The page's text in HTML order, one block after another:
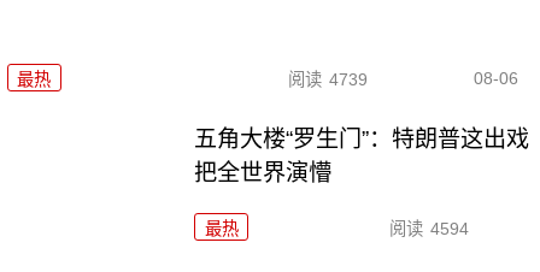
最热 阅读 4739 08-06
五角大楼“罗生门”：特朗普这出戏
把全世界演懵
最热 阅读 4594